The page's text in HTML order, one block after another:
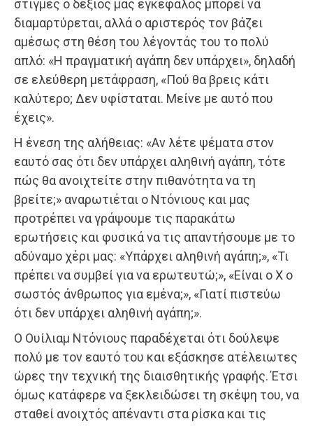
στιγμές ο δεξιός μας εγκέφαλος μπορεί να
διαμαρτύρεται, αλλά ο αριστερός τον βάζει
αμέσως στη θέση του λέγοντάς του το πολύ
απλό: «Η πραγματική αγάπη δεν υπάρχει», δηλαδή
σε ελεύθερη μετάφραση, «Πού θα βρεις κάτι
καλύτερο; Δεν υφίσταται. Μείνε με αυτό που
έχεις».
Η ένεση της αλήθειας: «Αν λέτε ψέματα στον
εαυτό σας ότι δεν υπάρχει αληθινή αγάπη, τότε
πώς θα ανοιχτείτε στην πιθανότητα να τη
βρείτε;» αναρωτιέται ο Ντόνιους και μας
προτρέπει να γράψουμε τις παρακάτω
ερωτήσεις και φυσικά να τις απαντήσουμε με το
αδύναμο χέρι μας: «Υπάρχει αληθινή αγάπη;», «Τι
πρέπει να συμβεί για να ερωτευτώ;», «Είναι ο Χ ο
σωστός άνθρωπος για εμένα;», «Γιατί πιστεύω
ότι δεν υπάρχει αληθινή αγάπη;».
Ο Ουίλιαμ Ντόνιους παραδέχεται ότι δούλεψε
πολύ με τον εαυτό του και εξάσκησε ατέλειωτες
ώρες την τεχνική της διαισθητικής γραφής. Έτσι
όμως κατάφερε να ξεκλειδώσει τη σκέψη του, να
σταθεί ανοιχτός απέναντι στα ρίσκα και τις